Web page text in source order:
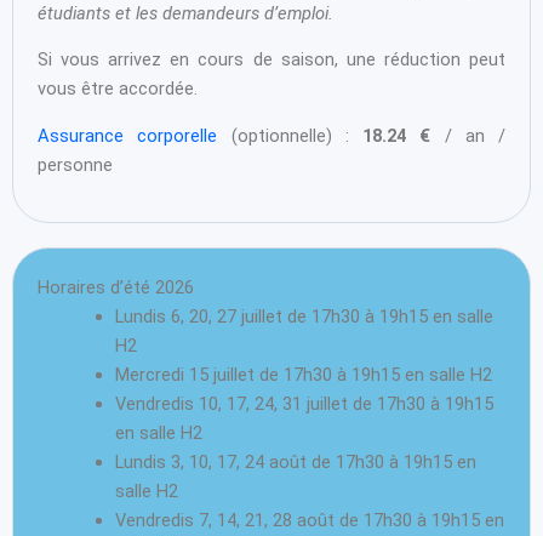
étudiants et les demandeurs d’emploi.
Si vous arrivez en cours de saison, une réduction peut
vous être accordée.
Assurance corporelle (optionnelle) : 18.24 € / an /
personne
Horaires d’été 2026
Lundis 6, 20, 27 juillet de 17h30 à 19h15 en salle
H2
Mercredi 15 juillet de 17h30 à 19h15 en salle H2
Vendredis 10, 17, 24, 31 juillet de 17h30 à 19h15
en salle H2
Lundis 3, 10, 17, 24 août de 17h30 à 19h15 en
salle H2
Vendredis 7, 14, 21, 28 août de 17h30 à 19h15 en